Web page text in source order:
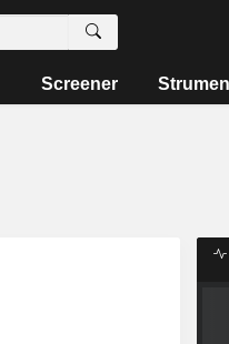
Screener